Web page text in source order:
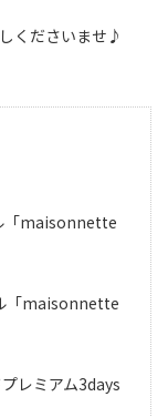
くださいませ♪
「maisonnette
「maisonnette
レミアム3days